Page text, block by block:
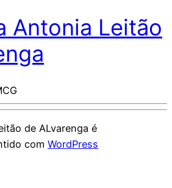
Antonia Leitão
de ALvarenga é
com WordPress